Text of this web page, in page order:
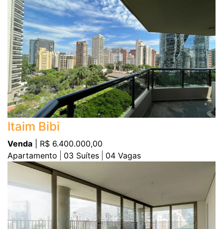
Itaim Bibi
Venda | R$ 6.400.000,00
Apartamento
03 Suítes 04 Vagas